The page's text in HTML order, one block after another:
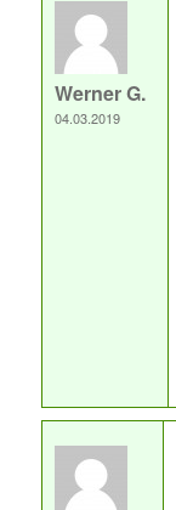
Werner G.
04.03.2019